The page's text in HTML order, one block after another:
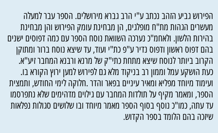
הפירוש גביע הזהב נכתב ע"י הרב גברא מירושלים. הספר עבר למעלה
מעשרים הגהות מת"ח מופלגים, הן מבחינת עומק הפירוש והן מבחינת
בהירות הלשון. ולאחמ"כ נערכה השוואת נוסח הספר עם כמה דפוסים ישנים
בהם דפוס ראשון ודפוס נדיר ע"פ כת"י ועוד, עד שיצא נוסח ברור ומתוקן
הקרוב ביותר לנוסח שיצא מתחת כתי"ק של מרנא ורבנא המחבר זיע"א.
כעת הושקע עמל וממון רב בניקוד מלא גם לפירוש למען ירוץ הקורא בו.
ועימוד מיוחד מפליא ומאיר עיניים בפאר והדר .חלוקה לימי החודש, ותמצית
הספר, ומאמר מקיף על תולדות המחבר עם גילוים מדהימים שלא נתפרסמו
עד עתה, כמו"כ נוסף בסוף הספר מאמר מיוחד ובו שלושים סגולות נפלאות
שיזכה בהם הלומד בספר הקדוש.